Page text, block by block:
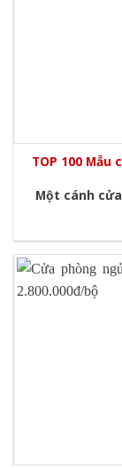
TOP 100
Một cánh